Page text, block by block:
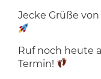
Jecke Grüße
Ruf noch heute
Termin!